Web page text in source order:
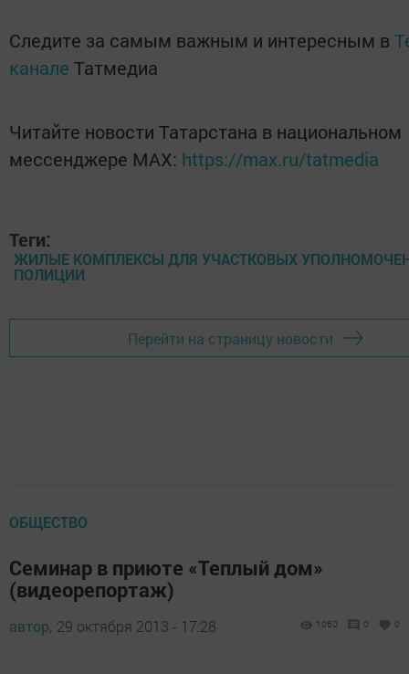
Следите за самым важным и интересным в
канале Татмедиа
Читайте новости Татарстана в национальном
мессенджере MАХ: https://max.ru/tatmedia
Теги:
ЖИЛЫЕ КОМПЛЕКСЫ ДЛЯ УЧАСТКОВЫХ
ПОЛИЦИИ
Перейти на страницу новости
ОБЩЕСТВО
Семинар в приюте «Теплый дом»
(видеорепортаж)
автор, 29 октября 2013 - 17:28 1060 0 0